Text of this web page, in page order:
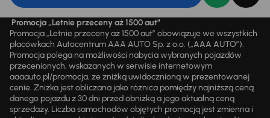
Promocja „Letnie przeceny aż 1500 aut”
Promocja „Letnie przeceny aż 1500 aut” obowiązuje we wszystkich
placówkach Autocentrum AAA AUTO Sp. z o.o. („AAA AUTO”).
Promocja polega na możliwości nabycia wybranych pojazdów
przecenionych, wskazanych w serwisie internetowym
aaaauto.pl/promocja, ze zniżką uwidocznioną w prezentowanej
cenie. Zniżka jest obliczana jako różnica pomiędzy najniższą ceną
danego pojazdu z 30 dni przed obniżką a jego aktualną ceną
sprzedaży. Liczba samochodów objętych promocją jest zmienna i